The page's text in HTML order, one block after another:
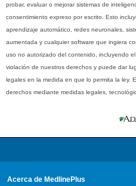
probar, evaluar o mejorar sistemas de
consentimiento expreso por escrito. Esto
aprendizaje automático, redes neuronales,
aumentada y cualquier software que ingiera
uso no autorizado del contenido, incluyendo
violación de nuestros derechos y puede dar
legales en la medida en que lo permita la ley.
derechos mediante medidas legales,
Acerca de MedlinePlus